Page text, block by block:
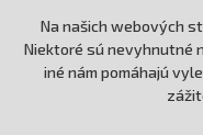
Na našich webových
Niektoré sú nevyhnutné
iné nám pomáhajú